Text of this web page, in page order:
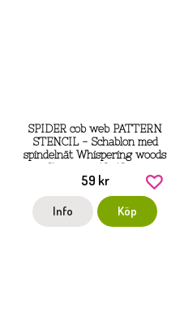
SPIDER cob web PATTERN
STENCIL - Schablon med
spindelnät Whispering woods
59 kr
Info Köp